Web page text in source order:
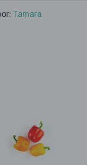
Tamara